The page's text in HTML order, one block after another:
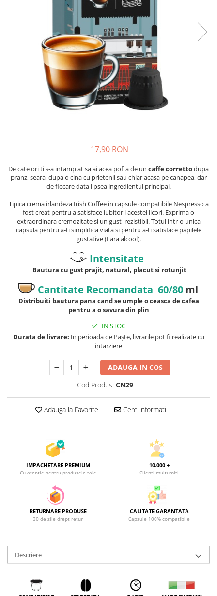
Capsule compatibile Bialetti
Capsule compatibile Beanz
Capsule compatibile Uno System
Capsule compatibile Caffitaly
PADURI CAFEA & MONODOZE
Paduri cafea ESE44
CAFEA BOABE
CAFEA MACINATA
17,90 RON
De cate ori ti s-a intamplat sa ai acea pofta de un caffe correttodupa
pranz, seara, dupa o cina cu prietenii sau chiar acasa pe canapea, dar
de fiecare data lipsea ingredientul principal.
Tipica crema irlandeza Irish Coffee in capsule compatibile Nespresso a
fost creat pentru a satisface iubitorii acestei licori. Exprima o
extraordinara cremozitate si un gust irezistibil. Totul intr-o unica
capsula pentru a-ti simplifica viata si pentru a-ti satisface papilele
gustative (Fara alcool).
Intensitate
Bautura cu gust prajit, natural, placut si rotunjit
Cantitate Recomandata 60/80ml
Distribuiti bautura pana cand se umple o ceasca de cafea
pentru a o savura din plin
IN STOC
Durata de livrare: In perioada de Paște, livrarile pot fi realizate cu
intarziere
ADAUGA IN COS
Cod Produs: CN29
Adauga la Favorite Cere informatii
IMPACHETARE PREMIUM
Cu atentie pentru produsele tale
10.000 +
Clienti multumiti
RETURNARE PRODUSE
30 de zile drept retur
CALITATE GARANTATA
Capsule 100% compatibile
Descriere